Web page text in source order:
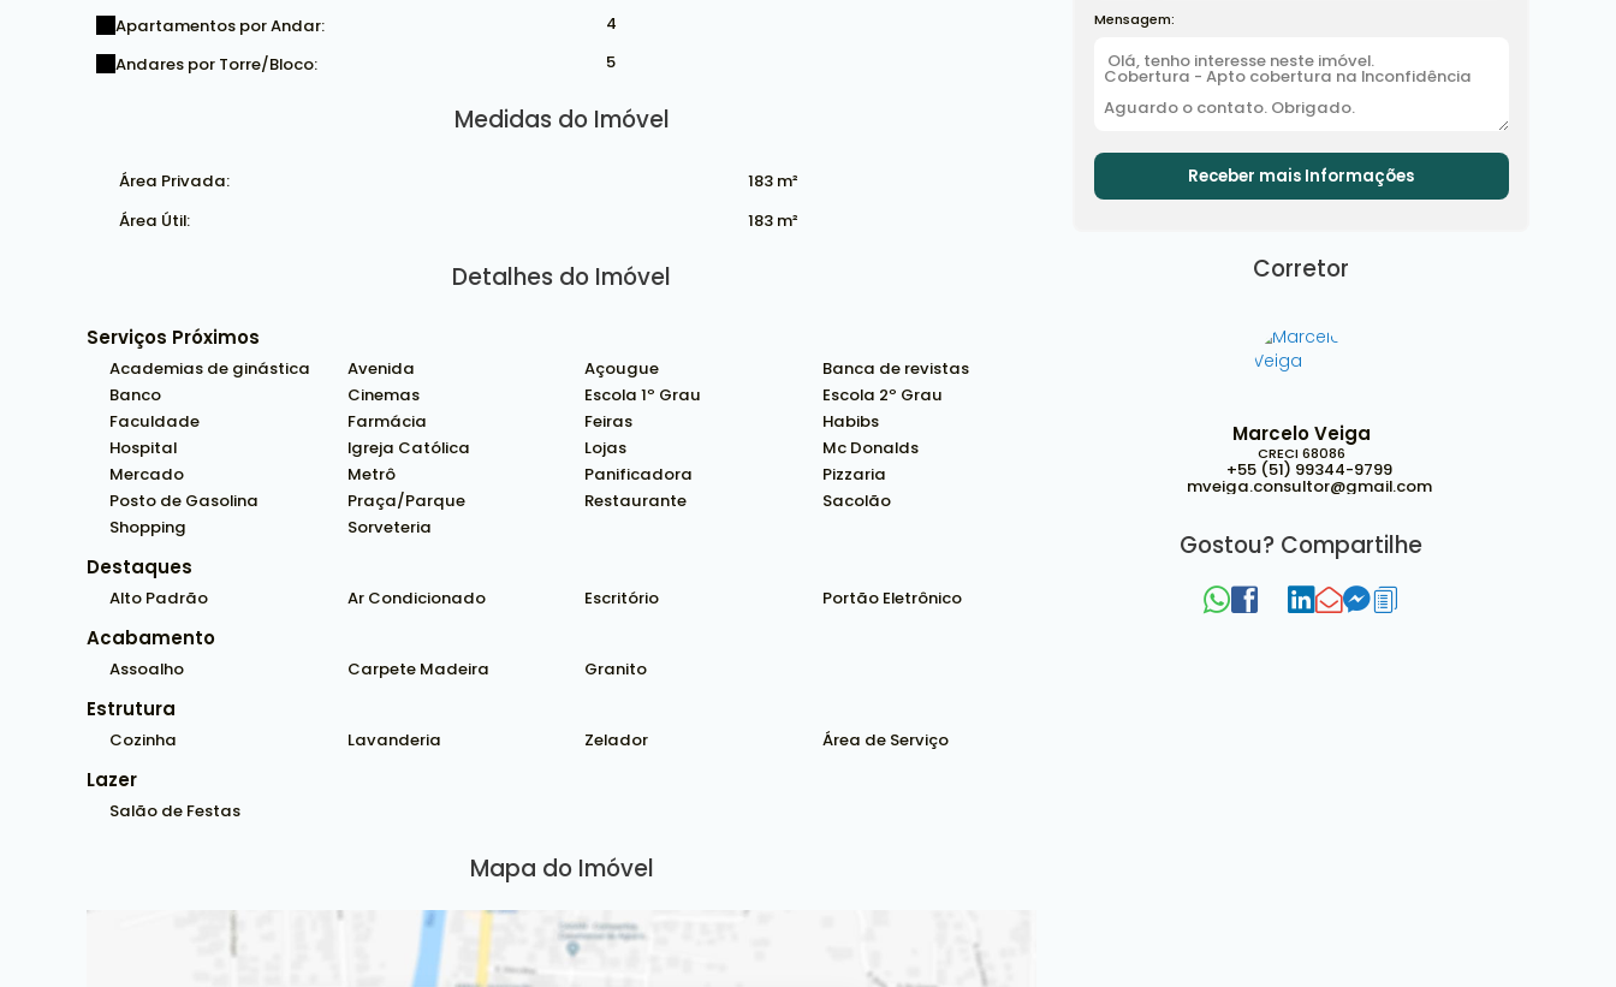
Apartamentos por Andar:
4
Andares por Torre/Bloco:
5
Medidas do Imóvel
Área Privada:
183 m²
Área Útil:
183 m²
Detalhes do Imóvel
Serviços Próximos
Academias de ginástica Avenida Açougue
Banca de revistas
Banco
Cinemas Escola 1º Grau
Escola 2º Grau
Faculdade
Farmácia Feiras
Habibs
Hospital
Igreja Católica Lojas
Mc Donalds
Mercado
Metrô Panificadora
Pizzaria
Posto de Gasolina
Praça/Parque Restaurante
Sacolão
Shopping
Sorveteria
Destaques
Alto Padrão Ar Condicionado Escritório Portão Eletrônico
Acabamento
Assoalho Carpete Madeira Granito
Estrutura
Cozinha Lavanderia Zelador Área de Serviço
Lazer
Salão de Festas
Mapa do Imóvel
Mensagem:
Corretor
Marcelo Veiga
CRECI 68086
+55 (51) 99344-9799
mveiga.consultor@gmail.com
Gostou? Compartilhe